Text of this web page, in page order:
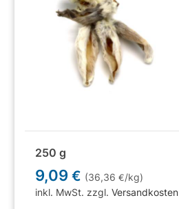
250 g
9,09€ (36,36€/kg)
inkl. MwSt. zzgl.Versandkosten